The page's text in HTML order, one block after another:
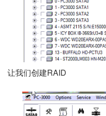
让我们创建RAID